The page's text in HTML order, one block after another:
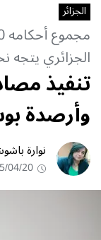
الجزائر
الجزائري يتجه
تنفيذ
وأرصدة
نوارة
04/20